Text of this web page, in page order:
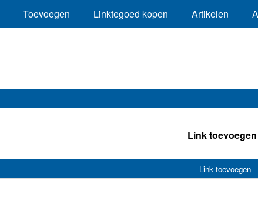
Toevoegen Linktegoed kopen Artikelen
Link toevoegen
Link toevoegen